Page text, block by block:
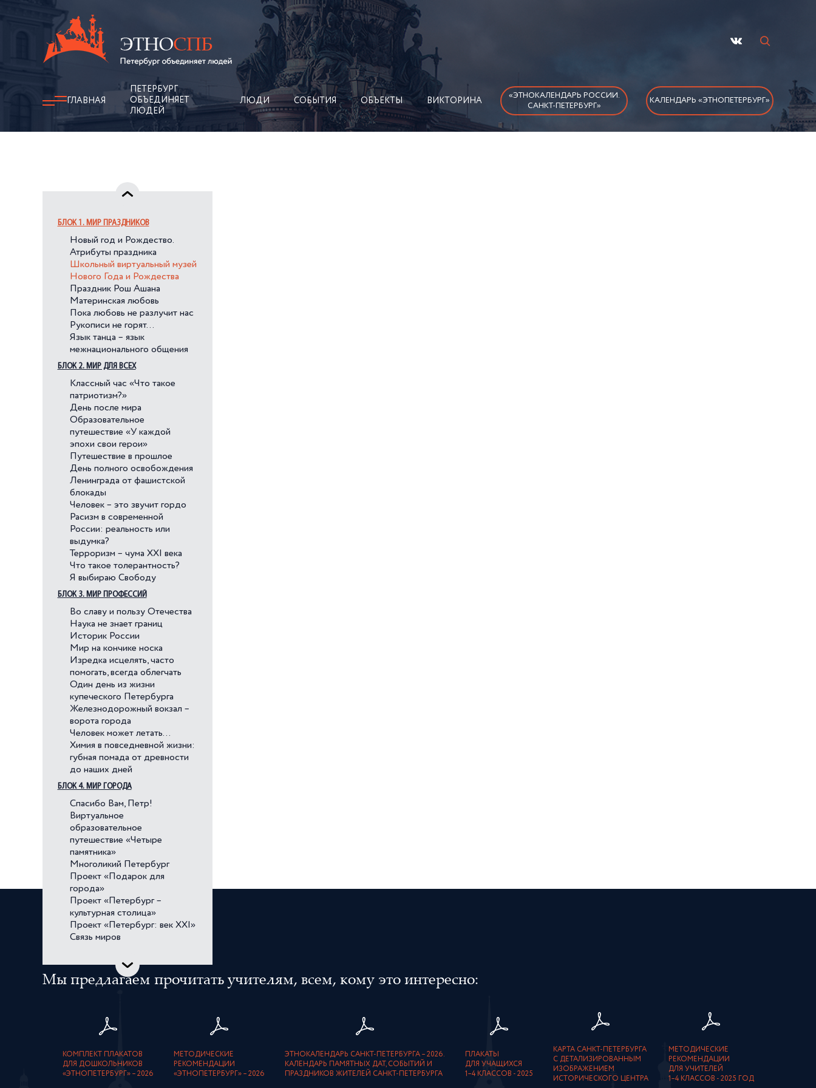
ГЛАВНАЯ
ПЕТЕРБУРГ
ОБЪЕДИНЯЕТ
ЛЮДЕЙ
ЛЮДИ СОБЫТИЯ ОБЪЕКТЫ ВИКТОРИНА
«ЭТНОКАЛЕНДАРЬ РОССИИ.
САНКТ-ПЕТЕРБУРГ»
КАЛЕНДАРЬ «ЭТНОПЕТЕРБУРГ»
БЛОК 1. МИР ПРАЗДНИКОВ
Новый год и Рождество.
Атрибуты праздника
Школьный виртуальный музей
Нового Года и Рождества
Праздник Рош Ашана
Материнская любовь
Пока любовь не разлучит нас
Рукописи не горят…
Язык танца – язык
межнационального общения
БЛОК 2. МИР ДЛЯ ВСЕХ
Классный час «Что такое
патриотизм?»
День после мира
Образовательное
путешествие «У каждой
эпохи свои герои»
Путешествие в прошлое
День полного освобождения
Ленинграда от фашистской
блокады
Человек – это звучит гордо
Расизм в современной
России: реальность или
выдумка?
Терроризм – чума XXI века
Что такое толерантность?
Я выбираю Свободу
БЛОК 3. МИР ПРОФЕССИЙ
Во славу и пользу Отечества
Наука не знает границ
Историк России
Мир на кончике носка
Изредка исцелять, часто
помогать, всегда облегчать
Один день из жизни
купеческого Петербурга
Железнодорожный вокзал –
ворота города
Человек может летать…
Химия в повседневной жизни:
губная помада от древности
до наших дней
БЛОК 4. МИР ГОРОДА
Спасибо Вам, Петр!
Виртуальное
образовательное
путешествие «Четыре
памятника»
Многоликий Петербург
Проект «Подарок для
города»
Проект «Петербург –
культурная столица»
Проект «Петербург: век XXI»
Связь миров
Мы предлагаем прочитать учителям, всем, кому это интересно:
КОМПЛЕКТ ПЛАКАТОВ
ДЛЯ ДОШКОЛЬНИКОВ
«ЭТНОПЕТЕРБУРГ» – 2026
МЕТОДИЧЕСКИЕ
РЕКОМЕНДАЦИИ
«ЭТНОПЕТЕРБУРГ» – 2026
ЭТНОКАЛЕНДАРЬ САНКТ-ПЕТЕРБУРГА – 2026.
КАЛЕНДАРЬ ПАМЯТНЫХ ДАТ, СОБЫТИЙ И
ПРАЗДНИКОВ ЖИТЕЛЕЙ САНКТ-ПЕТЕРБУРГА
ПЛАКАТЫ
ДЛЯ УЧАЩИХСЯ
1–4 КЛАССОВ - 2025
КАРТА САНКТ-ПЕТЕРБУРГА
С ДЕТАЛИЗИРОВАННЫМ
ИЗОБРАЖЕНИЕМ
ИСТОРИЧЕСКОГО ЦЕНТРА
МЕТОДИЧЕСКИЕ
РЕКОМЕНДАЦИИ
ДЛЯ УЧИТЕЛЕЙ
1–4 КЛАССОВ - 2025 ГОД